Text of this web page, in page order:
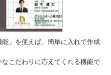
」を使えば、簡単に入れて作成
こだわりに応えてくれる機能で